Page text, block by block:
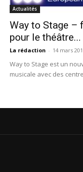
Actualités
Way to Stage –
pour le théâtre...
La rédaction - 14 mars
Way to Stage est un
musicale avec des